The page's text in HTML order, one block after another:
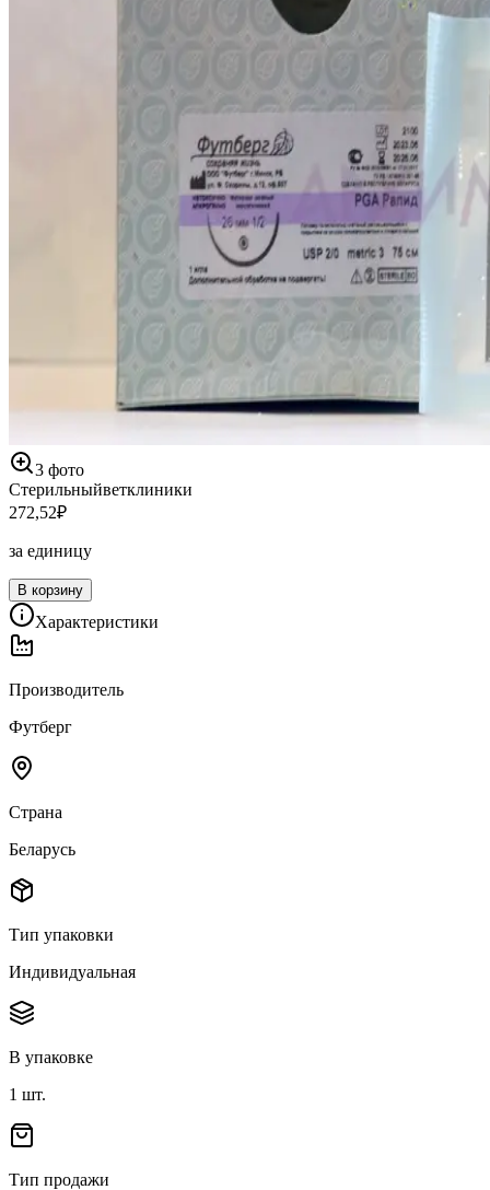
3 фото
Стерильныйветклиники
272,52₽
за единицу
В корзину
Характеристики
Производитель
Футберг
Страна
Беларусь
Тип упаковки
Индивидуальная
В упаковке
1 шт.
Тип продажи